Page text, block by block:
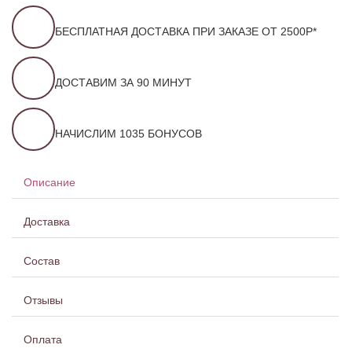
БЕСПЛАТНАЯ ДОСТАВКА ПРИ ЗАКАЗЕ ОТ 2500Р*
ДОСТАВИМ ЗА 90 МИНУТ
НАЧИСЛИМ 1035 БОНУСОВ
Описание
Доставка
Состав
Отзывы
Оплата